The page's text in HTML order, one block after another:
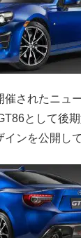
催されたニュ
として後
ンを公開して